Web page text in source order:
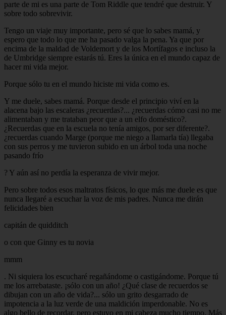
parte de mi es una parte de Tom Riddle que tendré que destruir. Y
sobre todo sobrevivir.
Tengo un viaje muy importante, pero sé que lo sabes mamá, y
espero que todo lo que me ha pasado valga la pena. Ya que por
encima de la maldad de Voldemort y de los Mortífagos e incluso la
de Umbridge siempre estarás tú. Eres la única en el mundo capaz de
hacer mi vida mejor.
Porque sólo tu en el mundo hiciste mi vida como es.
Y me duele, sabes mamá. Porque desde el principio viví en la
alacena bajo las escaleras ¿recuerdas?... ¿recuerdas cómo casi no me
alimentaban y me trataban peor que a un elfo doméstico?.
¿Recuerdas que en la escuela no tenía amigos, por ser diferente?.
¿recuerdas cuando Marge (porque me niego a llamarla tía) llegaba
con sus perros y me tuvieron subido en un árbol toda una noche
pasando frío
? Y aún así no perdía la esperanza de vivir mejor.
Pero sobre todos esos maltratos físicos, lo que más me duele es que
nunca llegaré a escuchar la voz de mis padres. Nunca me dirán
felicidades bien
capitán de quidditch
o con que Ginny es tu novia
mmm
. Ni siquiera los escucharé regañándome o castigándome. Porque tú
me los arrebataste. ¡sólo con un año! ¿Qué clase de recuerdos se
dibujan con un año de vida?... sólo un grito desgarrado de
impotencia a la luz verde de una maldición imperdonable. No es
algo bello de recordar, pero estuvo en mi cabeza mucho tiempo. Más